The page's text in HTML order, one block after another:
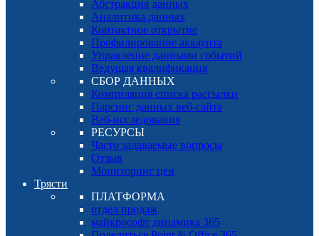
Абстракция данных
Аналитика данных
Контактное открытие
Профилирование аккаунта
Управление данными событий
Ведущая квалификация
СБОР ДАННЫХ
Компиляция списка рассылки
Парсинг данных веб-сайта
Веб-исследования
РЕСУРСЫ
Часто задаваемые вопросы
Отзыв
Мониторинг цен
Трясти
ПЛАТФОРМА
отдел продаж
майкрософт динамика 365